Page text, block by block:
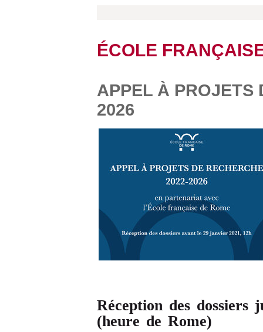
ÉCOLE
APPEL À PROJETS
2026
Réception des dossiers
(heure de Rome)